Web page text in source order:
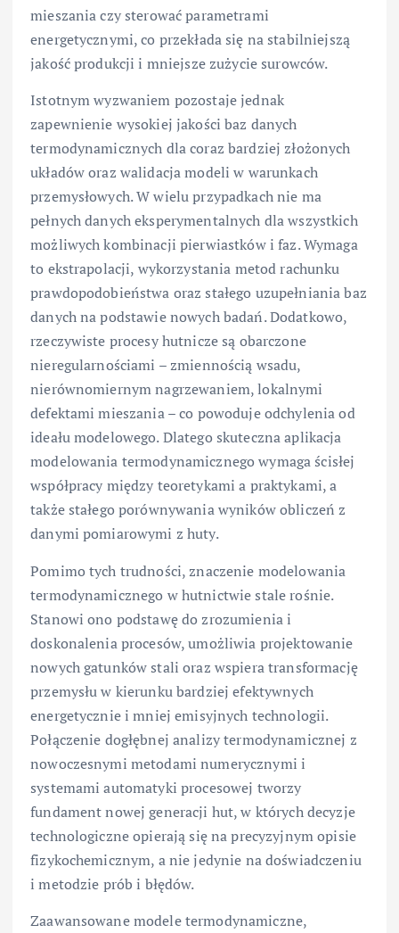
mieszania czy sterować parametrami
energetycznymi, co przekłada się na stabilniejszą
jakość produkcji i mniejsze zużycie surowców.
Istotnym wyzwaniem pozostaje jednak
zapewnienie wysokiej jakości baz danych
termodynamicznych dla coraz bardziej złożonych
układów oraz walidacja modeli w warunkach
przemysłowych. W wielu przypadkach nie ma
pełnych danych eksperymentalnych dla wszystkich
możliwych kombinacji pierwiastków i faz. Wymaga
to ekstrapolacji, wykorzystania metod rachunku
prawdopodobieństwa oraz stałego uzupełniania baz
danych na podstawie nowych badań. Dodatkowo,
rzeczywiste procesy hutnicze są obarczone
nieregularnościami – zmiennością wsadu,
nierównomiernym nagrzewaniem, lokalnymi
defektami mieszania – co powoduje odchylenia od
ideału modelowego. Dlatego skuteczna aplikacja
modelowania termodynamicznego wymaga ścisłej
współpracy między teoretykami a praktykami, a
także stałego porównywania wyników obliczeń z
danymi pomiarowymi z huty.
Pomimo tych trudności, znaczenie modelowania
termodynamicznego w hutnictwie stale rośnie.
Stanowi ono podstawę do zrozumienia i
doskonalenia procesów, umożliwia projektowanie
nowych gatunków stali oraz wspiera transformację
przemysłu w kierunku bardziej efektywnych
energetycznie i mniej emisyjnych technologii.
Połączenie dogłębnej analizy termodynamicznej z
nowoczesnymi metodami numerycznymi i
systemami automatyki procesowej tworzy
fundament nowej generacji hut, w których decyzje
technologiczne opierają się na precyzyjnym opisie
fizykochemicznym, a nie jedynie na doświadczeniu
i metodzie prób i błędów.
Zaawansowane modele termodynamiczne,